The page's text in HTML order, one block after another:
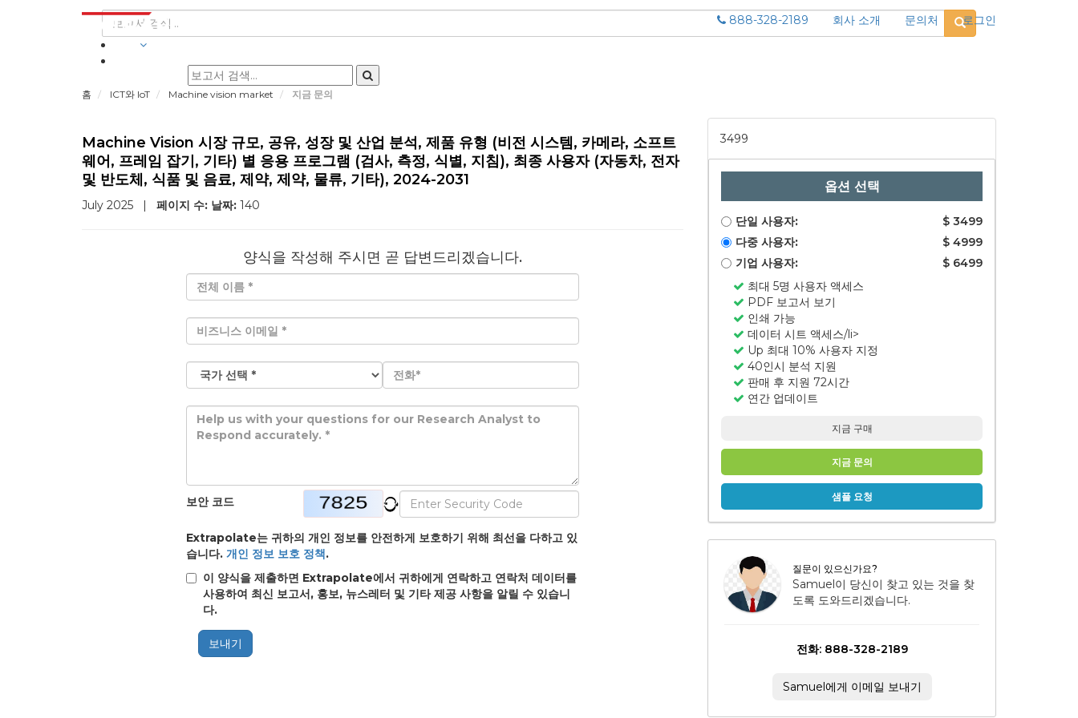
888-328-2189 회사 소개 문의처
로그인
홈 ICT와 IoT Machine vision market 지금 문의
Machine Vision 시장 규모, 공유, 성장 및 산업 분석, 제품 유형 (비전 시스템, 카메라, 소프트
웨어, 프레임 잡기, 기타) 별 응용 프로그램 (검사, 측정, 식별, 지침), 최종 사용자 (자동차, 전자
및 반도체, 식품 및 음료, 제약, 제약, 물류, 기타), 2024-2031
July 2025 | 페이지 수: 날짜: 140
양식을 작성해 주시면 곧 답변드리겠습니다.
보안 코드
Extrapolate는 귀하의 개인 정보를 안전하게 보호하기 위해 최선을 다하고 있
습니다. 개인 정보 보호 정책.
이 양식을 제출하면 Extrapolate에서 귀하에게 연락하고 연락처 데이터를
사용하여 최신 보고서, 홍보, 뉴스레터 및 기타 제공 사항을 알릴 수 있습니
다.
보내기
3499
옵션 선택
단일 사용자:
$ 3499
다중 사용자:
$ 4999
기업 사용자:
$ 6499
최대 5명 사용자 액세스
PDF 보고서 보기
인쇄 가능
데이터 시트 액세스/li>
Up 최대 10% 사용자 지정
40인시 분석 지원
판매 후 지원 72시간
연간 업데이트
지금 구매
지금 문의
샘플 요청
질문이 있으신가요?
Samuel이 당신이 찾고 있는 것을 찾
도록 도와드리겠습니다.
전화: 888-328-2189
Samuel에게 이메일 보내기